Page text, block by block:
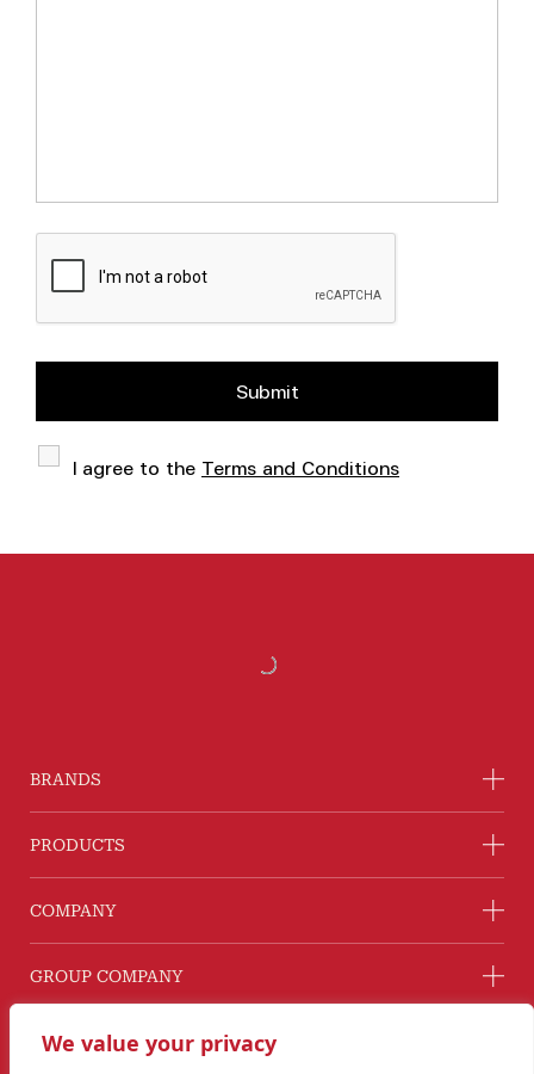
We value your privacy
I agree to the Terms and Conditions
BRANDS
PRODUCTS
COMPANY
GROUP COMPANY